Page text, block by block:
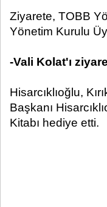
Ziyarete, TOBB
Yönetim Kurulu
-Vali Kolat'ı
Hisarcıklıoğlu,
Başkanı
Kitabı hediye etti.